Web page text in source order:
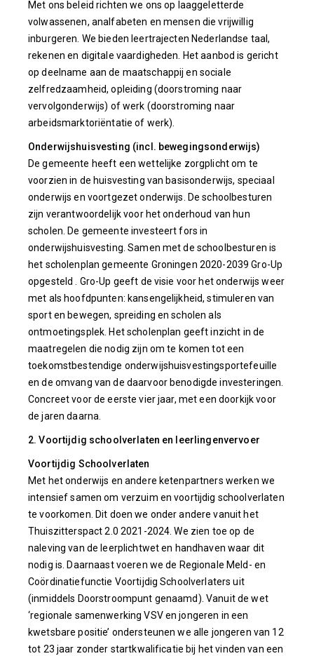
Met ons beleid richten we ons op laaggeletterde
volwassenen, analfabeten en mensen die vrijwillig
inburgeren. We bieden leertrajecten Nederlandse taal,
rekenen en digitale vaardigheden. Het aanbod is gericht
op deelname aan de maatschappij en sociale
zelfredzaamheid, opleiding (doorstroming naar
vervolgonderwijs) of werk (doorstroming naar
arbeidsmarktoriëntatie of werk).
Onderwijshuisvesting (incl. bewegingsonderwijs)
De gemeente heeft een wettelijke zorgplicht om te
voorzien in de huisvesting van basisonderwijs, speciaal
onderwijs en voortgezet onderwijs. De schoolbesturen
zijn verantwoordelijk voor het onderhoud van hun
scholen. De gemeente investeert fors in
onderwijshuisvesting. Samen met de schoolbesturen is
het scholenplan gemeente Groningen 2020-2039 Gro-Up
opgesteld . Gro-Up geeft de visie voor het onderwijs weer
met als hoofdpunten: kansengelijkheid, stimuleren van
sport en bewegen, spreiding en scholen als
ontmoetingsplek. Het scholenplan geeft inzicht in de
maatregelen die nodig zijn om te komen tot een
toekomstbestendige onderwijshuisvestingsportefeuille
en de omvang van de daarvoor benodigde investeringen.
Concreet voor de eerste vier jaar, met een doorkijk voor
de jaren daarna.
2. Voortijdig schoolverlaten en leerlingenvervoer
Voortijdig Schoolverlaten
Met het onderwijs en andere ketenpartners werken we
intensief samen om verzuim en voortijdig schoolverlaten
te voorkomen. Dit doen we onder andere vanuit het
Thuiszitterspact 2.0 2021-2024. We zien toe op de
naleving van de leerplichtwet en handhaven waar dit
nodig is. Daarnaast voeren we de Regionale Meld- en
Coördinatiefunctie Voortijdig Schoolverlaters uit
(inmiddels Doorstroompunt genaamd). Vanuit de wet
‘regionale samenwerking VSV en jongeren in een
kwetsbare positie’ ondersteunen we alle jongeren van 12
tot 23 jaar zonder startkwalificatie bij het vinden van een